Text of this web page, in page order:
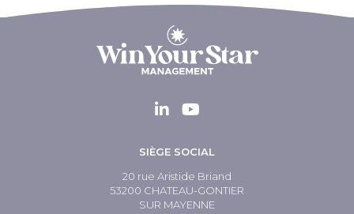
SIÈGE SOCIAL
20 rue Aristide Briand
53200 CHATEAU-GONTIER
SUR MAYENNE